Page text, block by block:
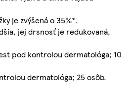
je zvýšená o 35%*.
jej drsnosť je redukovaná,
pod kontrolou dermatológa; 10
dermatológa; 25 osôb.